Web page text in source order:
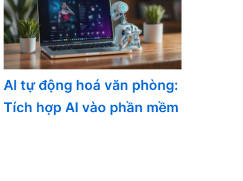
AI tự động hoá văn phòng:
Tích hợp AI vào phần mềm